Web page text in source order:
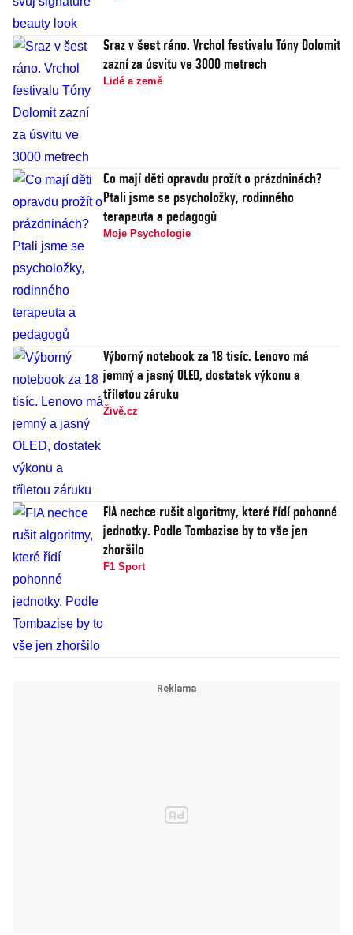
Sraz v šest ráno. Vrchol festivalu Tóny Dolomit
zazní za úsvitu ve 3000 metrech
Lidé a země
Co mají děti opravdu prožít o prázdninách?
Ptali jsme se psycholožky, rodinného
terapeuta a pedagogů
Moje Psychologie
Výborný notebook za 18 tisíc. Lenovo má
jemný a jasný OLED, dostatek výkonu a
tříletou záruku
Živě.cz
FIA nechce rušit algoritmy, které řídí pohonné
jednotky. Podle Tombazise by to vše jen
zhoršilo
F1 Sport